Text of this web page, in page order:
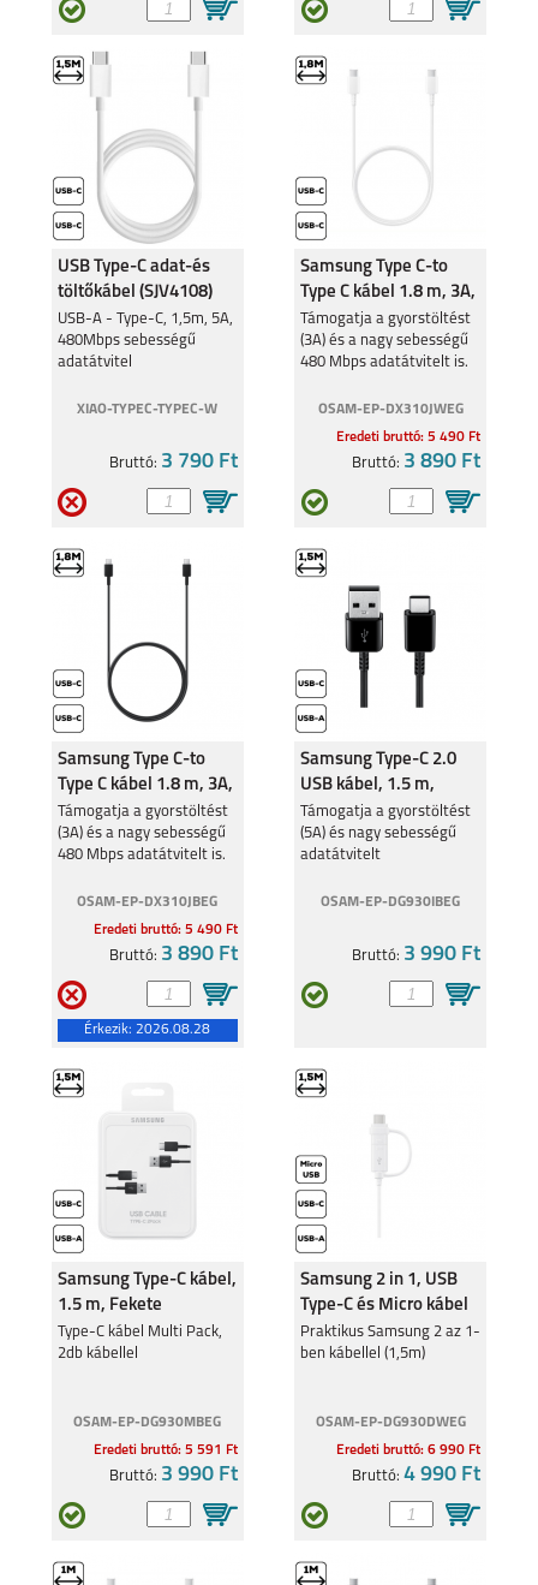
USB Type-C adat-és
töltőkábel (SJV4108)
USB-A - Type-C, 1,5m, 5A,
480Mbps sebességű
adatátvitel
XIAO-TYPEC-TYPEC-W
Bruttó: 3 790 Ft
Samsung Type C-to
Type C kábel 1.8 m, 3A,
Fehér
Támogatja a gyorstöltést
(3A) és a nagy sebességű
480 Mbps adatátvitelt is.
OSAM-EP-DX310JWEG
Eredeti bruttó: 5 490 Ft
Bruttó: 3 890 Ft
Samsung Type C-to
Type C kábel 1.8 m, 3A,
Fekete
Támogatja a gyorstöltést
(3A) és a nagy sebességű
480 Mbps adatátvitelt is.
OSAM-EP-DX310JBEG
Eredeti bruttó: 5 490 Ft
Bruttó: 3 890 Ft
Érkezik:2026.08.28
Samsung Type-C 2.0
USB kábel, 1.5 m,
Fekete
Támogatja a gyorstöltést
(5A) és nagy sebességű
adatátvitelt
OSAM-EP-DG930IBEG
Bruttó: 3 990 Ft
Samsung Type-C kábel,
1.5 m, Fekete
Type-C kábel Multi Pack,
2db kábellel
OSAM-EP-DG930MBEG
Eredeti bruttó: 5 591 Ft
Bruttó: 3 990 Ft
Samsung 2 in 1, USB
Type-C és Micro kábel
Praktikus Samsung 2 az 1-
ben kábellel (1,5m)
OSAM-EP-DG930DWEG
Eredeti bruttó: 6 990 Ft
Bruttó:4 990 Ft